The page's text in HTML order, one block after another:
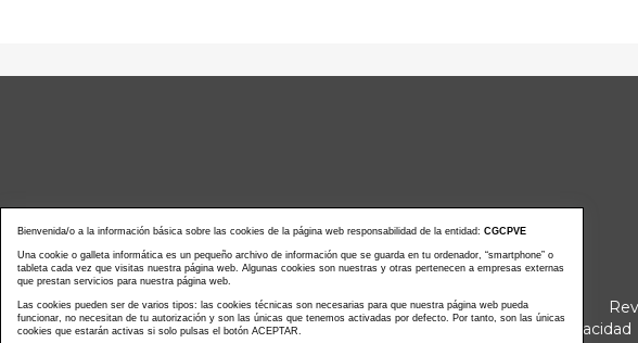
Noticias actualidad Agenda de Actos
Política Privacidad
Bienvenida/o a la información básica sobre las cookies de la página web responsabilidad de la entidad: CGCPVE
Una cookie o galleta informática es un pequeño archivo de información que se guarda en tu ordenador, “smartphone” o
tableta cada vez que visitas nuestra página web. Algunas cookies son nuestras y otras pertenecen a empresas externas
que prestan servicios para nuestra página web.
Las cookies pueden ser de varios tipos: las cookies técnicas son necesarias para que nuestra página web pueda
funcionar, no necesitan de tu autorización y son las únicas que tenemos activadas por defecto. Por tanto, son las únicas
cookies que estarán activas si solo pulsas el botón ACEPTAR.